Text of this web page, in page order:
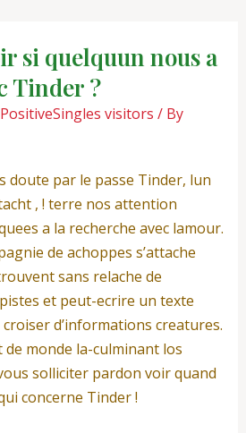
si quelquun nous a
Tinder ?
PositiveSingles visitors / By
doute par le passe Tinder, lun
, ! terre nos attention
a la recherche avec lamour.
de achoppes s’attache
sans relache de
et peut-ecrire un texte
croiser d’informations creatures.
monde la-culminant los
solliciter pardon voir quand
concerne Tinder !